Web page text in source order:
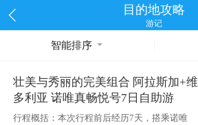
目的地攻略
游记
智能排序
壮美与秀丽的完美组合 阿拉斯加+维
多利亚 诺唯真畅悦号7日自助游
行程概括：本次行程前后经历7天，搭乘诺唯